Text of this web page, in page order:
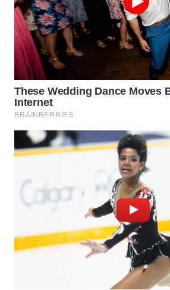
WN
KALTENG
WN
KALTARA
WN
WN
WN